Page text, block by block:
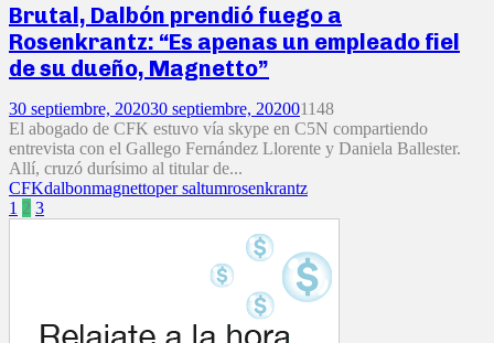
Brutal, Dalbón prendió fuego a
Rosenkrantz: “Es apenas un empleado fiel
de su dueño, Magnetto”
30 septiembre, 202030 septiembre, 202001148
El abogado de CFK estuvo vía skype en C5N compartiendo
entrevista con el Gallego Fernández Llorente y Daniela Ballester.
Allí, cruzó durísimo al titular de...
CFKdalbonmagnettoper saltumrosenkrantz
Paginación
1 2 3